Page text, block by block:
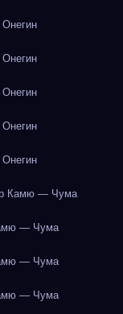
Камю — Чума
— Чума
— Чума
— Чума